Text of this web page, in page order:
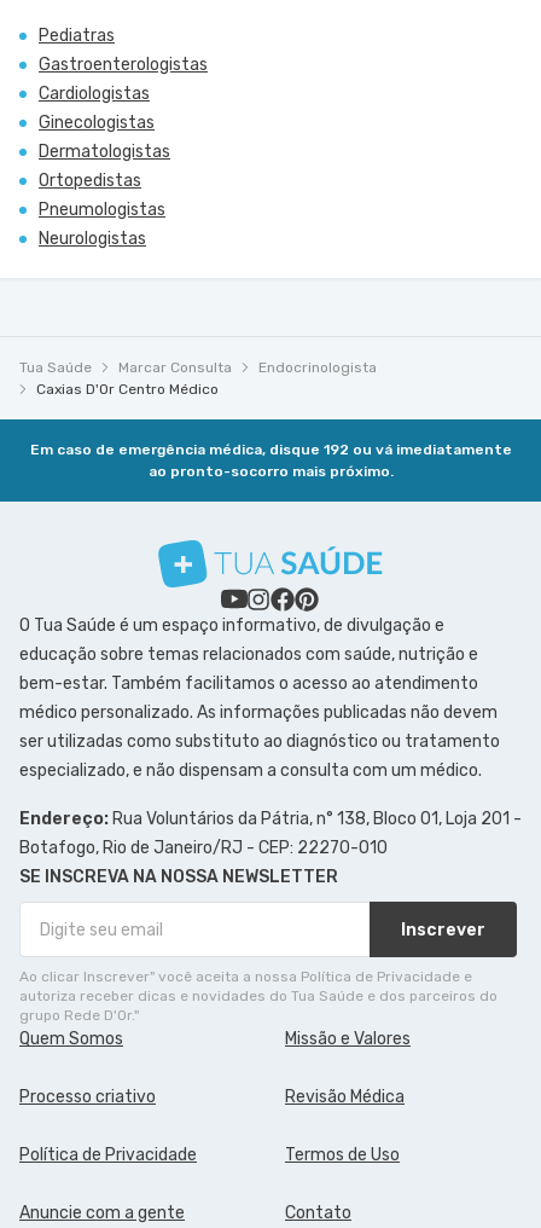
Pediatras
Gastroenterologistas
Cardiologistas
Ginecologistas
Dermatologistas
Ortopedistas
Pneumologistas
Neurologistas
Tua Saúde Marcar Consulta
Endocrinologista
Caxias D'Or Centro Médico
Em caso de emergência médica, disque 192 ou vá imediatamente
ao pronto-socorro mais próximo.
O Tua Saúde é um espaço informativo, de divulgação e
educação sobre temas relacionados com saúde, nutrição e
bem-estar. Também facilitamos o acesso ao atendimento
médico personalizado. As informações publicadas não devem
ser utilizadas como substituto ao diagnóstico ou tratamento
especializado, e não dispensam a consulta com um médico.
Endereço: Rua Voluntários da Pátria, n° 138, Bloco 01, Loja 201 -
Botafogo, Rio de Janeiro/RJ - CEP: 22270-010
SE INSCREVA NA NOSSA NEWSLETTER
Inscrever
Ao clicar Inscrever" você aceita a nossa Política de Privacidade e
autoriza receber dicas e novidades do Tua Saúde e dos parceiros do
grupo Rede D'Or."
Quem Somos Missão e Valores
Processo criativo Revisão Médica
Política de Privacidade Termos de Uso
Anuncie com a gente Contato